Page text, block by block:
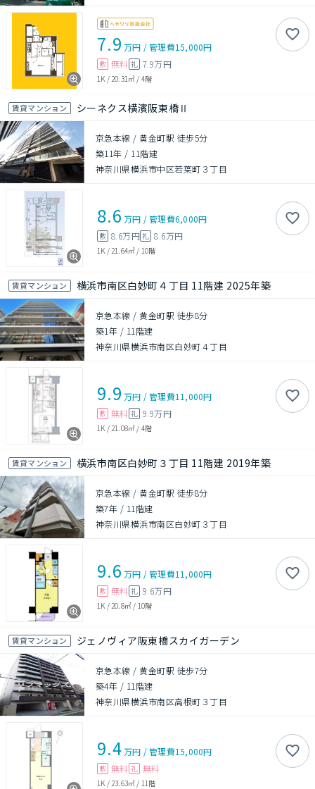
7.9 万円 /管理費15,000円
敷 無料 礼 7.9万円
1K /20.31㎡ / 4階
賃貸マンション シーネクス横濱阪東橋Ⅱ
京急本線 / 黄金町駅 徒歩5分
築11年 / 11階建
神奈川県横浜市中区若葉町３丁目
8.6 万円 /管理費6,000円
敷 8.6万円礼 8.6万円
1K / 21.64㎡ / 10階
賃貸マンション 横浜市南区白妙町４丁目 11階建 2025年築
京急本線 / 黄金町駅 徒歩8分
築1年 / 11階建
神奈川県横浜市南区白妙町４丁目
9.9 万円 /管理費11,000円
敷 無料 礼 9.9万円
1K / 21.08㎡ / 4階
賃貸マンション 横浜市南区白妙町３丁目 11階建 2019年築
京急本線 / 黄金町駅 徒歩8分
築7年 / 11階建
神奈川県横浜市南区白妙町３丁目
9.6 万円 /管理費11,000円
敷 無料 礼 9.6万円
1K / 20.8㎡ / 10階
賃貸マンション ジェノヴィア阪東橋スカイガーデン
京急本線 / 黄金町駅 徒歩7分
築4年 / 11階建
神奈川県横浜市南区高根町３丁目
9.4万円 /管理費15,000円
敷 無料 礼 無料
1K / 23.63㎡ / 11階